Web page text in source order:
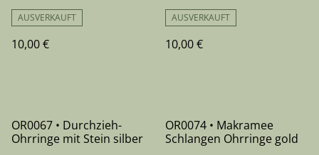
AUSVERKAUFT
10,00 €
AUSVERKAUFT
10,00 €
OR0067 • Durchzieh-
Ohrringe mit Stein silber
OR0074 • Makramee
Schlangen Ohrringe gold